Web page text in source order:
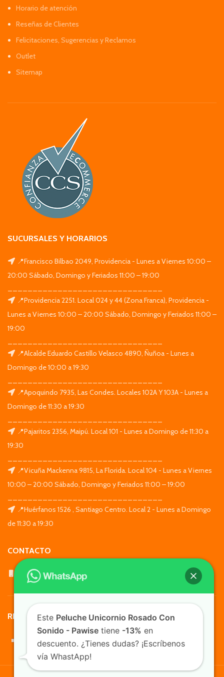
Horario de atención
Reseñas de Clientes
Felicitaciones, Sugerencias y Reclamos
Outlet
Sitemap
SUCURSALES Y HORARIOS
📍Francisco Bilbao 2049, Providencia - Lunes a Viernes 10:00 –
20:00 Sábado, Domingo y Feriados 11:00 – 19:00
📍Providencia 2251. Local 024 y 44 (Zona Franca), Providencia -
Lunes a Viernes 10:00 – 20:00 Sábado, Domingo y Feriados 11:00 –
19:00
📍Alcalde Eduardo Castillo Velasco 4890, Ñuñoa - Lunes a
Domingo de 10:00 a 19:30
📍Apoquindo 7935, Las Condes. Locales 102A Y 103A - Lunes a
Domingo de 11:30 a 19:30
📍Pajaritos 2356, Maipú. Local 101 - Lunes a Domingo de 11:30 a
19:30
📍Vicuña Mackenna 9815, La Florida. Local 104 - Lunes a Viernes
10:00 – 20:00 Sábado, Domingo y Feriados 11:00 – 19:00
📍Huérfanos 1526 , Santiago Centro. Local 2 - Lunes a Domingo
de 11:30 a 19:30
CONTACTO
WhatsApp: +569 7564 4676
REDES SOCIALES
TusMascotas.cl
Este Peluche Unicornio Rosado Con
Sonido - Pawise tiene -13% en
descuento. ¿Tienes dudas? ¡Escríbenos
vía WhastApp!